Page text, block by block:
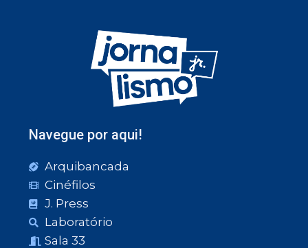
Navegue por aqui!
Arquibancada
Cinéfilos
J. Press
Laboratório
Sala 33